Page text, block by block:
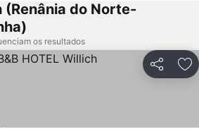
(Renânia do Norte-
os resultados
Partilhar